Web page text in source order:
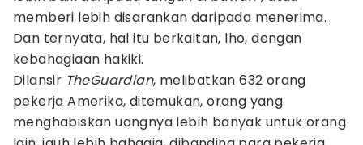
memberi lebih disarankan daripada menerima.
Dan ternyata, hal itu berkaitan, lho, dengan
kebahagiaan hakiki.
Dilansir TheGuardian, melibatkan 632 orang
pekerja Amerika, ditemukan, orang yang
menghabiskan uangnya lebih banyak untuk orang